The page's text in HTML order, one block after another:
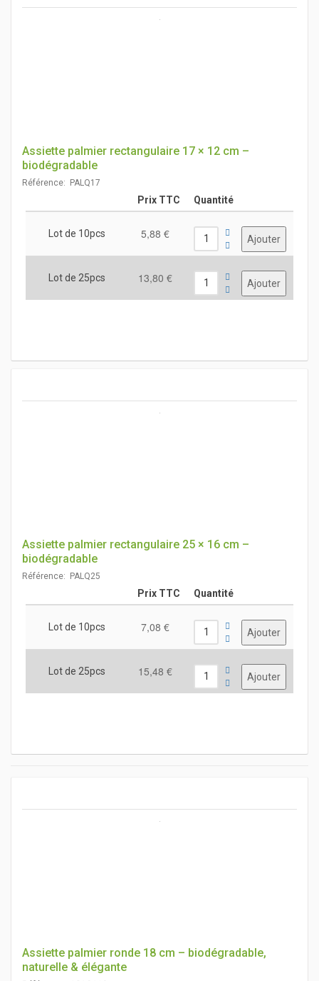
Assiette palmier rectangulaire 17 × 12 cm –
biodégradable
Référence: PALQ17
Prix TTC Quantité
Lot de 10pcs 5,88 €
Lot de 25pcs 13,80 €
Assiette palmier rectangulaire 25 × 16 cm –
biodégradable
Référence: PALQ25
Prix TTC Quantité
Lot de 10pcs 7,08 €
Lot de 25pcs 15,48 €
Assiette palmier ronde 18 cm – biodégradable,
naturelle & élégante